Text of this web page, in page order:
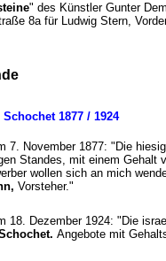
" des Künstler Gunter
8a für Ludwig Stern,
1877 / 1924
November 1877: "Die
Standes, mit einem
wollen sich an mich
Vorsteher."
Dezember 1924: "Die
Angebote mit